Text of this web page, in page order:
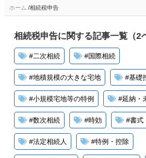
ホーム /相続税申告
相続税申告に関する記事一覧（2
#二次相続 #国際相続
#地積規模の大きな宅地 #基礎
#小規模宅地等の特例 #延納・
#数次相続 #時効 #書式
#法定相続人 #特例・控除